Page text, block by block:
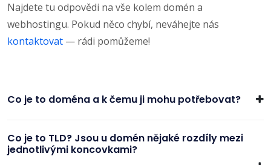
Najdete tu odpovědi na vše kolem domén a
webhostingu. Pokud něco chybí, neváhejte nás
kontaktovat — rádi pomůžeme!
Co je to doména a k čemu ji mohu potřebovat?
Co je to TLD? Jsou u domén nějaké rozdíly mezi
jednotlivými koncovkami?